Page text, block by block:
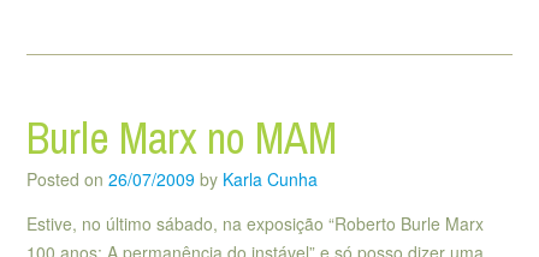
Burle Marx no MAM
Posted on 26/07/2009 by Karla Cunha
Estive, no último sábado, na exposição “Roberto Burle Marx
100 anos: A permanência do instável” e só posso dizer uma